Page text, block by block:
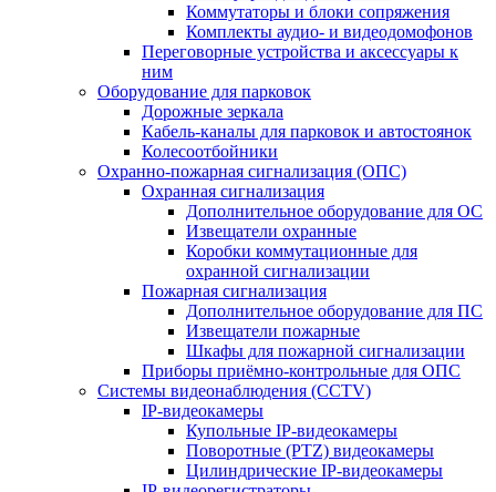
Коммутаторы и блоки сопряжения
Комплекты аудио- и видеодомофонов
Переговорные устройства и аксессуары к
ним
Оборудование для парковок
Дорожные зеркала
Кабель-каналы для парковок и автостоянок
Колесоотбойники
Охранно-пожарная сигнализация (ОПС)
Охранная сигнализация
Дополнительное оборудование для ОС
Извещатели охранные
Коробки коммутационные для
охранной сигнализации
Пожарная сигнализация
Дополнительное оборудование для ПС
Извещатели пожарные
Шкафы для пожарной сигнализации
Приборы приёмно-контрольные для ОПС
Системы видеонаблюдения (CCTV)
IP-видеокамеры
Купольные IP-видеокамеры
Поворотные (PTZ) видеокамеры
Цилиндрические IP-видеокамеры